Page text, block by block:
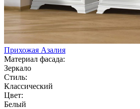
Прихожая Азалия
Материал фасада:
Зеркало
Стиль:
Классический
Цвет:
Белый